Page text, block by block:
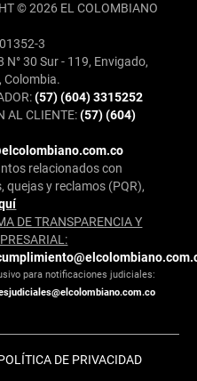
© 2026 EL COLOMBIANO
3
N° 30 Sur - 119, Envigado,
Colombia.
(57) (604) 3315252
AL CLIENTE:(57) (604)
relacionados con
quejas y reclamos (PQR),
DE TRANSPARENCIA Y
para notificaciones judiciales:
DE PRIVACIDAD